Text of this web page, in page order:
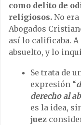
como delito de
religiosos. No
Abogados
así lo calificaba.
absuelto, y lo
Se trata de
expresión “
derecho al
es la idea,
juez